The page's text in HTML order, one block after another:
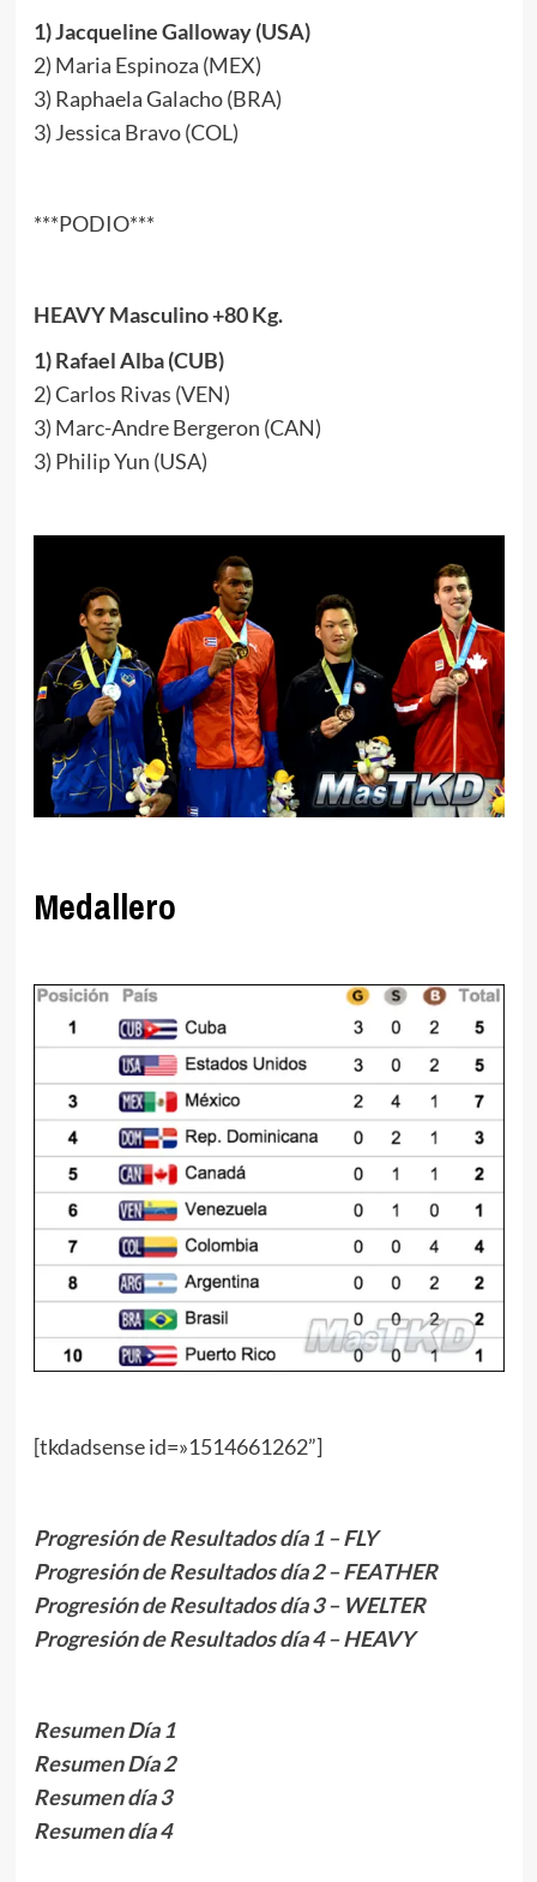
1) Jacqueline Galloway (USA)
2) Maria Espinoza (MEX)
3) Raphaela Galacho (BRA)
3) Jessica Bravo (COL)
***PODIO***
HEAVY Masculino +80 Kg.
1) Rafael Alba (CUB)
2) Carlos Rivas (VEN)
3) Marc-Andre Bergeron (CAN)
3) Philip Yun (USA)
Medallero
[tkdadsense id=»1514661262”]
Progresión de Resultados día 1 – FLY
Progresión de Resultados día 2 – FEATHER
Progresión de Resultados día 3 – WELTER
Progresión de Resultados día 4 – HEAVY
Resumen Día 1
Resumen Día 2
Resumen día 3
Resumen día 4